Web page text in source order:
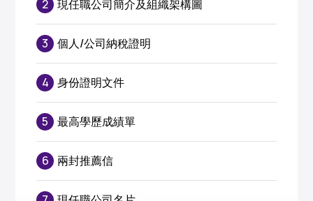
2 現任職公司簡介及組織架構圖
3 個人/公司納稅證明
4 身份證明文件
5 最高學歷成績單
6 兩封推薦信